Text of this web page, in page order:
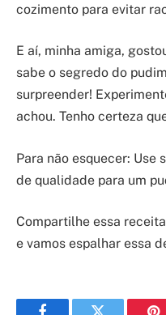
cozimento para evitar
E aí, minha amiga,
sabe o segredo do
surpreender!
achou. Tenho certeza
Para não esquecer: Use
de qualidade para um
Compartilhe essa
e vamos espalhar essa